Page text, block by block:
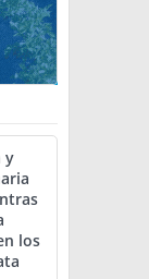
y
los